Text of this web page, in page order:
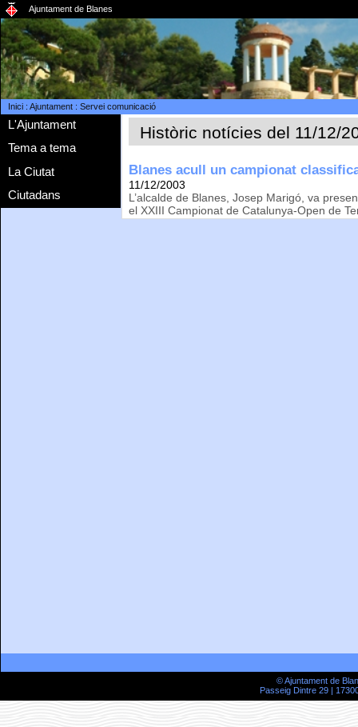
Ajuntament de Blanes
Inici: Ajuntament: Servei comunicació
L'Ajuntament
Tema a tema
La Ciutat
Ciutadans
Històric notícies del 11/12/
Blanes acull un campionat
11/12/2003
L’alcalde de Blanes, Josep Marigó, va
el XXIII Campionat de Catalunya-Open de
© Ajuntament de
Passeig Dintre 29 |